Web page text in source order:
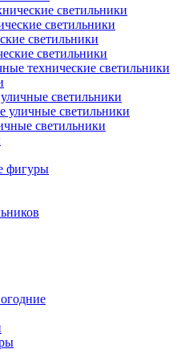
светильники
светильники
светильники
светильники
технические светильники
светильники
уличные светильники
светильники
фигуры